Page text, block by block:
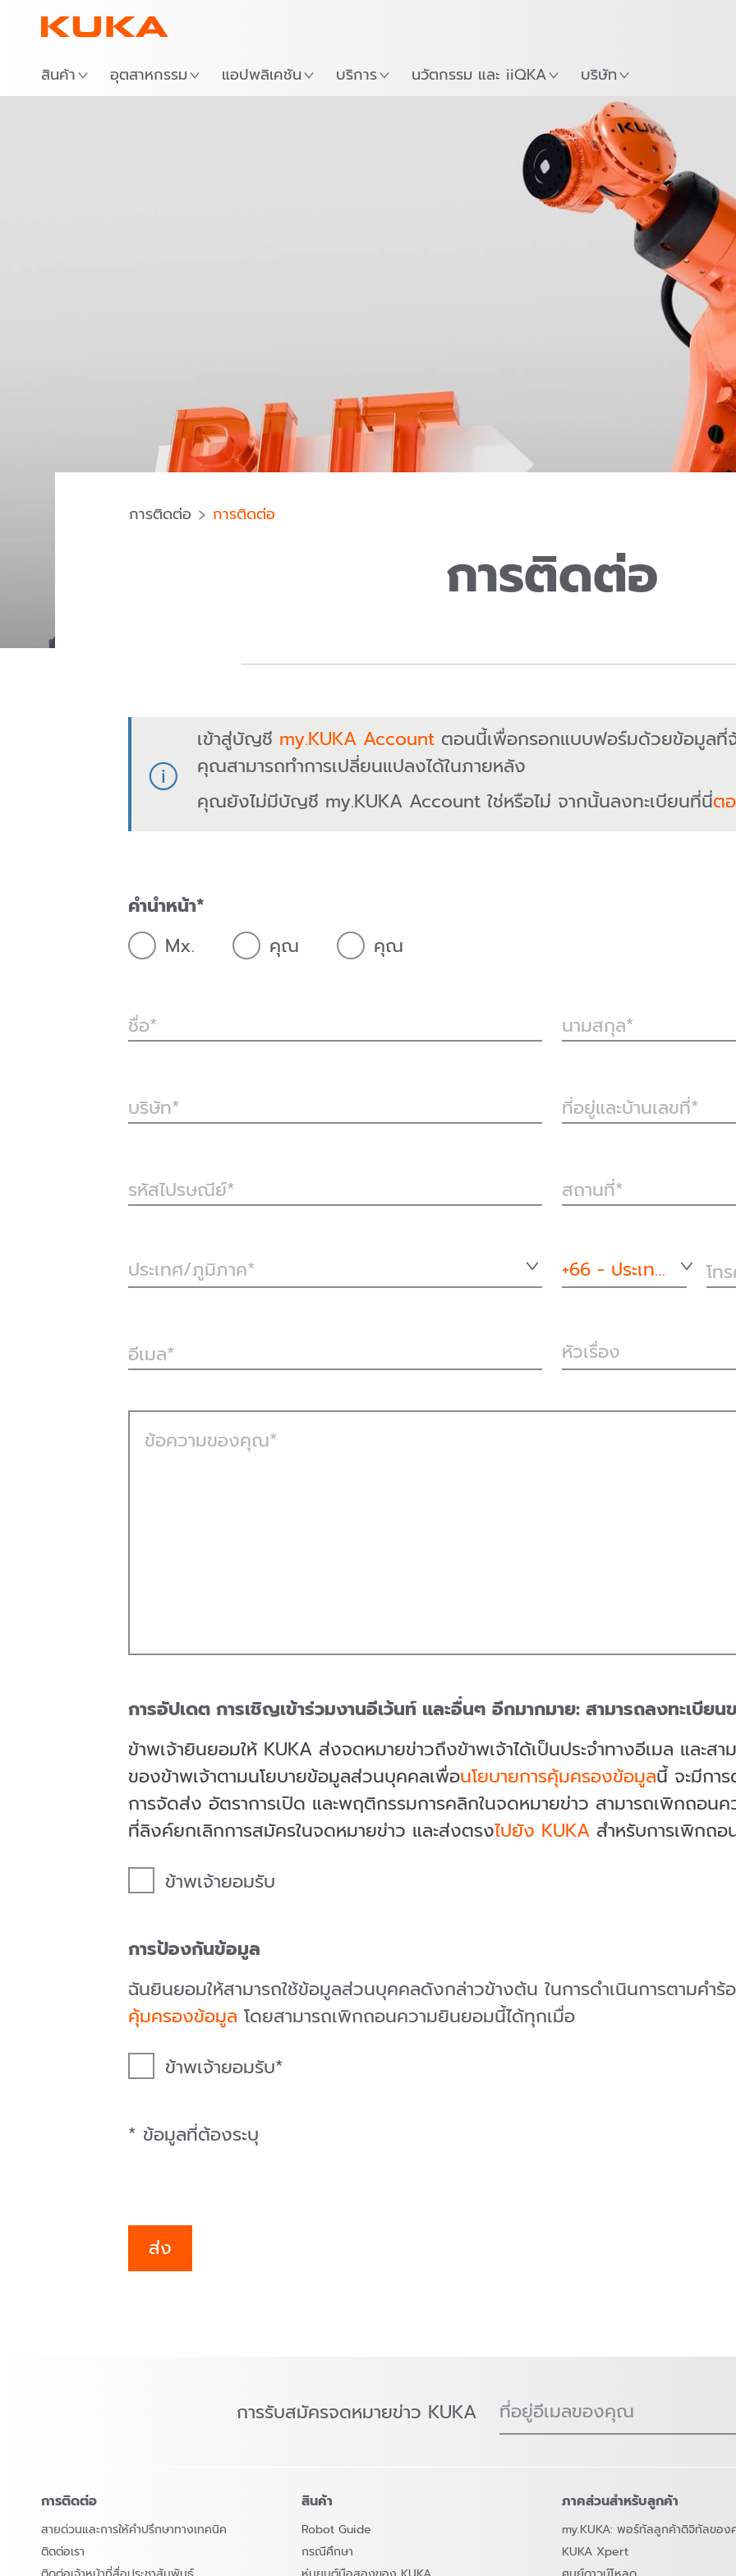
สินค้า อุตสาหกรรม แอปพลิเคชัน บริการ นวัตกรรม และ iiQKA บริษัท
การติดต่อ การติดต่อ
การติดต่อ
เข้าสู่บัญชี my.KUKA Accountตอนนี้เพื่อกรอกแบบฟอร์มด้วยข้อมูลที่
คุณสามารถทำการเปลี่ยนแปลงได้ในภายหลัง
คุณยังไม่มีบัญชี my.KUKA Account ใช่หรือไม่ จากนั้นลงทะเบียนที่นี่ต
คำนำหน้า
Mx.
คุณ คุณ
ชื่อ นามสกุล
บริษัท ที่อยู่และบ้านเลขที่
รหัสไปรษณีย์ สถานที่
ประเทศ/ภูมิภาค* +66 - ประเทศไทย โท
อีเมล หัวเรื่อง
ข้อความของคุณ
การอัปเดต การเชิญเข้าร่วมงานอีเว้นท์ และอื่นๆ อีกมากมาย: สามารถลงทะเบีย
ข้าพเจ้ายินยอมให้ KUKA ส่งจดหมายข่าวถึงข้าพเจ้าได้เป็นประจำทางอีเมล และ
ของข้าพเจ้าตามนโยบายข้อมูลส่วนบุคคลเพื่อนโยบายการคุ้มครองข้อมูลนี้ จะมีกา
การจัดส่ง อัตราการเปิด และพฤติกรรมการคลิกในจดหมายข่าว สามารถเพิกถอน
ที่ลิงค์ยกเลิกการสมัครในจดหมายข่าว และส่งตรงไปยัง KUKAสำหรับการเพิกถอ
ข้าพเจ้ายอมรับ
การป้องกันข้อมูล
ฉันยินยอมให้สามารถใช้ข้อมูลส่วนบุคคลดังกล่าวข้างต้น ในการดำเนินการตามคำ
คุ้มครองข้อมูล โดยสามารถเพิกถอนความยินยอมนี้ได้ทุกเมื่อ
ข้าพเจ้ายอมรับ
* ข้อมูลที่ต้องระบุ
ส่ง
การรับสมัครจดหมายข่าว KUKA ที่อยู่อีเมลของคุณ
การติดต่อ
สายด่วนและการให้คำปรึกษาทางเทคนิค
ติดต่อเรา
สินค้า
Robot Guide
กรณีศึกษา
ภาคส่วนสำหรับลูกค้า
my.KUKA: พอร์ทัลลูกค้าดิจิทัลขอ
KUKA Xpert